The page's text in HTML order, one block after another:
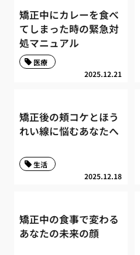
矯正中にカレーを食べ
てしまった時の緊急対
処マニュアル
2025.12.21
医療
矯正後の頬コケとほう
れい線に悩むあなたへ
2025.12.18
生活
矯正中の食事で変わる
あなたの未来の顔